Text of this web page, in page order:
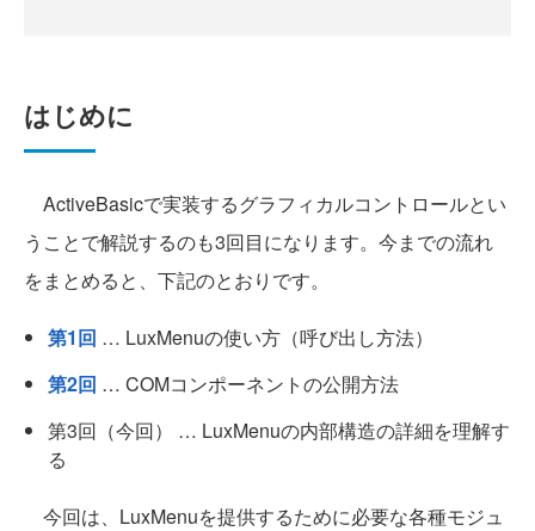
はじめに
ActiveBasicで実装するグラフィカルコントロールとい
うことで解説するのも3回目になります。今までの流れ
をまとめると、下記のとおりです。
第1回 … LuxMenuの使い方（呼び出し方法）
第2回 … COMコンポーネントの公開方法
第3回（今回） … LuxMenuの内部構造の詳細を理解す
る
今回は、LuxMenuを提供するために必要な各種モジュ